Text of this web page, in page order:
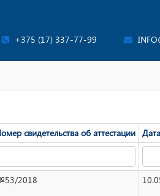
+375 (17) 337-77-99
свидетельства об аттестации
2018